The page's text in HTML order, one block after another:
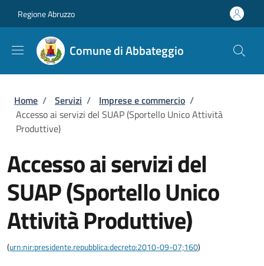
Regione Abruzzo
Comune di Abbateggio
Briciole di pane
Home / Servizi / Imprese e commercio /
Accesso ai servizi del SUAP (Sportello Unico Attività
Produttive)
Accesso ai servizi del
SUAP (Sportello Unico
Attività Produttive)
(urn:nir:presidente.repubblica:decreto:2010-09-07;160)